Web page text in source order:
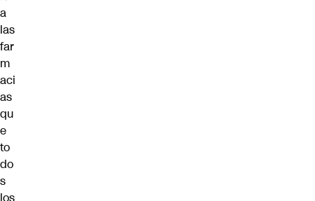
a
las
far
m
aci
as
qu
e
to
do
s
los